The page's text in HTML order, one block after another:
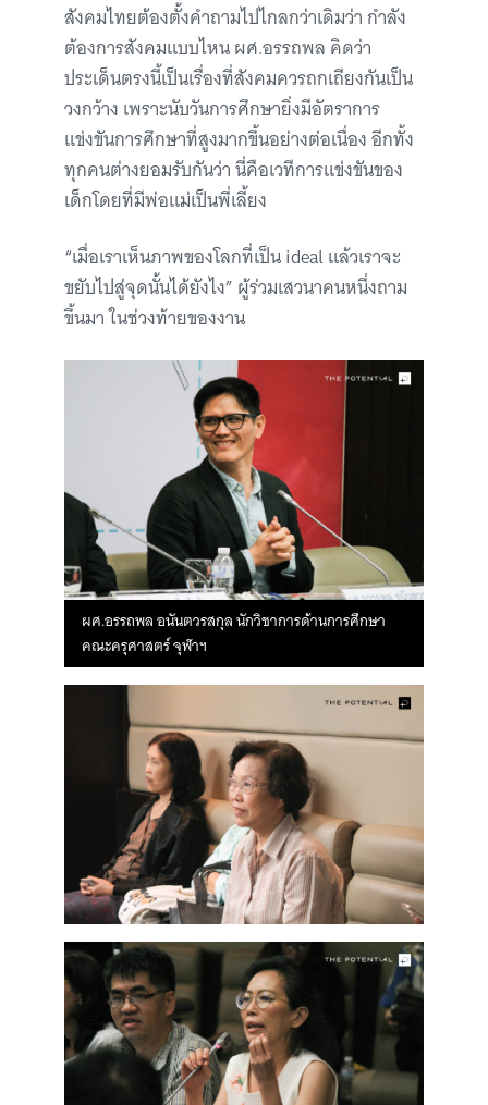
สังคมไทยต้องตั้งคำถามไปไกลกว่าเดิมว่า กำลัง
ต้องการสังคมแบบไหน ผศ.อรรถพล คิดว่า
ประเด็นตรงนี้เป็นเรื่องที่สังคมควรถกเถียงกันเป็น
วงกว้าง เพราะนับวันการศึกษายิ่งมีอัตราการ
แข่งขันการศึกษาที่สูงมากขึ้นอย่างต่อเนื่อง อีกทั้ง
ทุกคนต่างยอมรับกันว่า นี่คือเวทีการแข่งขันของ
เด็กโดยที่มีพ่อแม่เป็นพี่เลี้ยง
“เมื่อเราเห็นภาพของโลกที่เป็น ideal แล้วเราจะ
ขยับไปสู่จุดนั้นได้ยังไง” ผู้ร่วมเสวนาคนหนึ่งถาม
ขึ้นมา ในช่วงท้ายของงาน
ผศ.อรรถพล อนันตวรสกุล นักวิชาการด้านการศึกษา
คณะครุศาสตร์ จุฬาฯ